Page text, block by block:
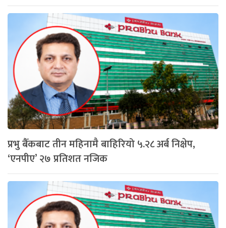
प्रभु बैँकबाट तीन महिनामै बाहिरियो ५.२८ अर्ब निक्षेप,
‘एनपीए’ २७ प्रतिशत नजिक